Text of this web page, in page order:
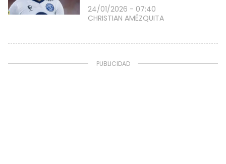
24/01/2026 - 07:40
CHRISTIAN AMÉZQUITA